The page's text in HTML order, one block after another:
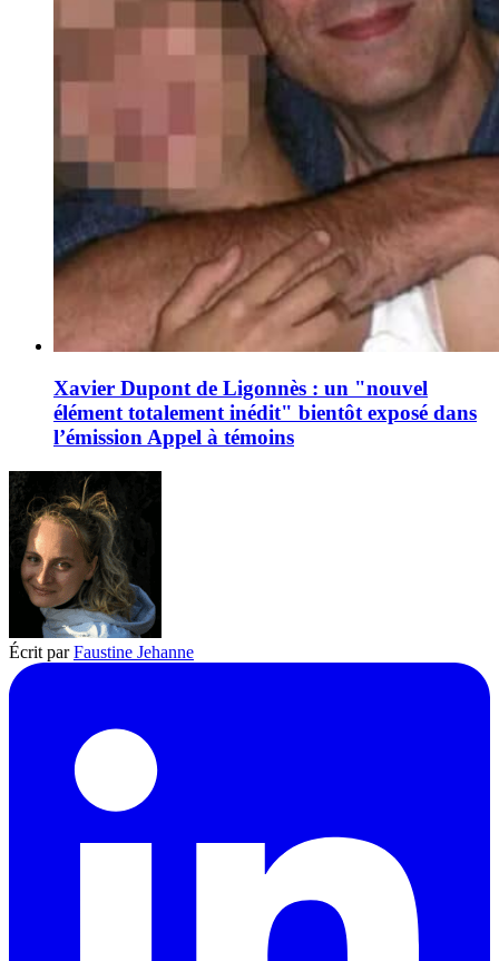
Xavier Dupont de Ligonnès : un "nouvel
élément totalement inédit" bientôt exposé dans
l’émission Appel à témoins
Écrit parFaustine Jehanne